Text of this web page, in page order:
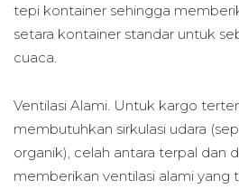
tepi kontainer sehingga
setara kontainer standar untuk
cuaca.
Ventilasi Alami. Untuk kargo
membutuhkan sirkulasi udara
organik), celah antara terpal dan
memberikan ventilasi alami yang